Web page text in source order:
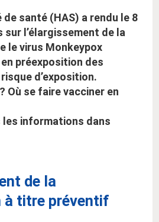
santé (HAS) a rendu le 8
sur l’élargissement de la
le virus Monkeypox
préexposition des
d’exposition.
Où se faire vacciner en
informations dans
de la
à titre préventif